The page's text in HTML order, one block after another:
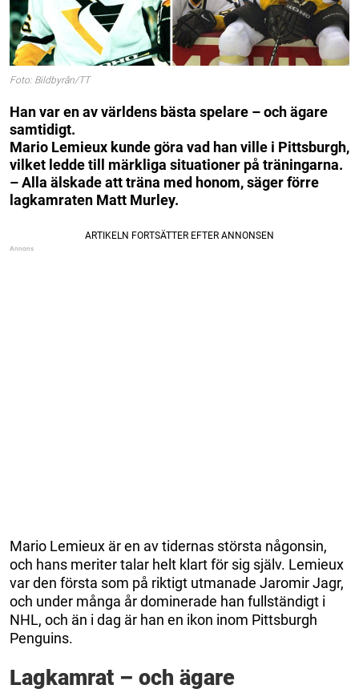
Foto: Bildbyrån/TT
Han var en av världens bästa spelare – och ägare
samtidigt.
Mario Lemieux kunde göra vad han ville i Pittsburgh,
vilket ledde till märkliga situationer på träningarna.
– Alla älskade att träna med honom, säger förre
lagkamraten Matt Murley.
Mario Lemieux är en av tidernas största någonsin,
och hans meriter talar helt klart för sig själv. Lemieux
var den första som på riktigt utmanade Jaromir Jagr,
och under många år dominerade han fullständigt i
NHL, och än i dag är han en ikon inom Pittsburgh
Penguins.
Lagkamrat – och ägare